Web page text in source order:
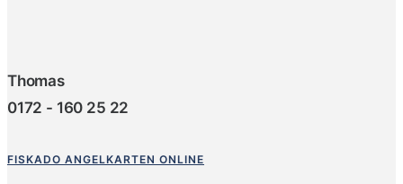
Thomas
0172 - 160 25 22
FISKADO ANGELKARTEN ONLINE